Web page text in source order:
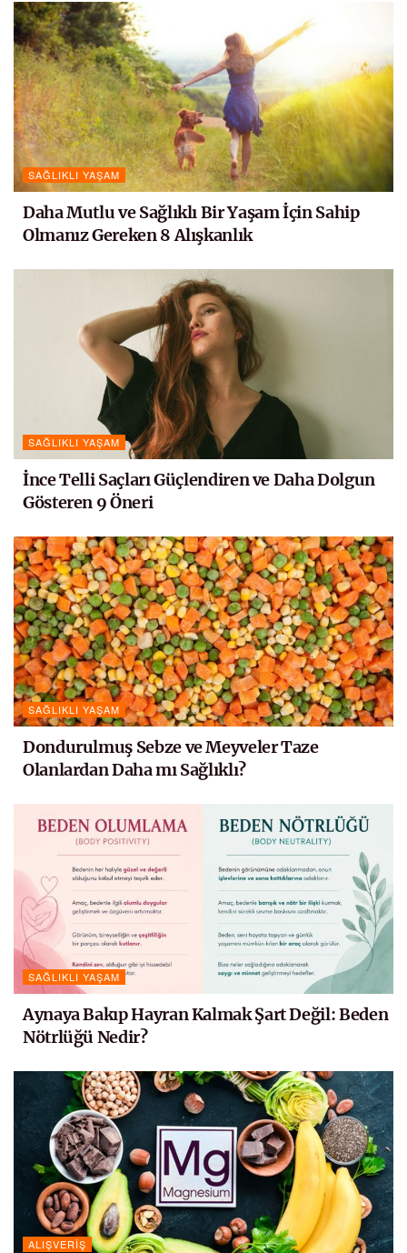
SAĞLIKLI YAŞAM
Daha Mutlu ve Sağlıklı Bir Yaşam İçin Sahip
Olmanız Gereken 8 Alışkanlık
SAĞLIKLI YAŞAM
İnce Telli Saçları Güçlendiren ve Daha Dolgun
Gösteren 9 Öneri
SAĞLIKLI YAŞAM
Dondurulmuş Sebze ve Meyveler Taze
Olanlardan Daha mı Sağlıklı?
SAĞLIKLI YAŞAM
Aynaya Bakıp Hayran Kalmak Şart Değil: Beden
Nötrlüğü Nedir?
ALIŞVERIŞ